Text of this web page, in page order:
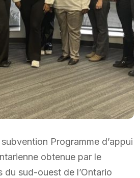
Programme d’appui
obtenue par le
du sud-ouest de l’Ontario